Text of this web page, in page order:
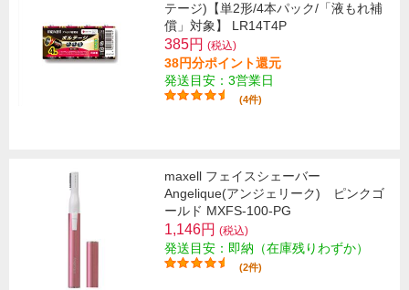
テージ)【単2形/4本パック/「液もれ補
償」対象】 LR14T4P
385円 (税込)
38円分ポイント還元
発送目安：3営業日
(4件)
maxell フェイスシェーバー
Angelique(アンジェリーク) ピンクゴ
ールド MXFS-100-PG
1,146円 (税込)
発送目安：即納（在庫残りわずか）
(2件)